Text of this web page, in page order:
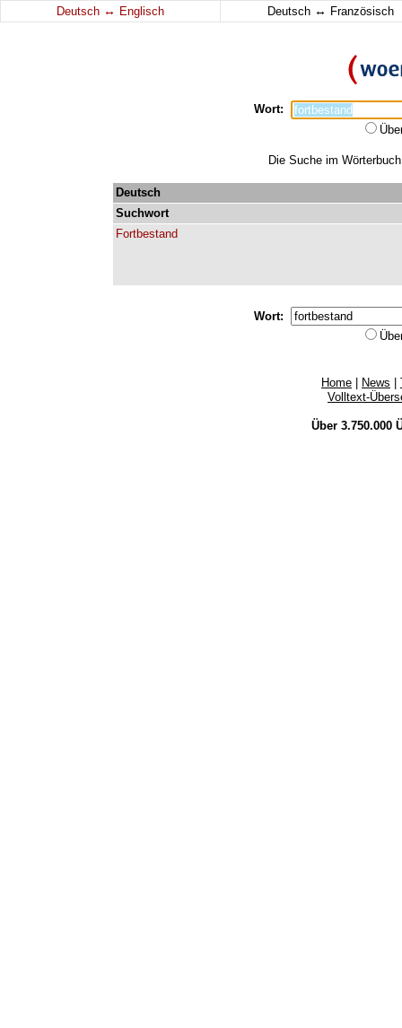
Deutsch ↔ Englisch Deutsch ↔ Französisch
Wort:
Die Suche im
Deutsch
Suchwort
Fortbestand
Wort:
Home News
Volltext-
Über 3.750.000